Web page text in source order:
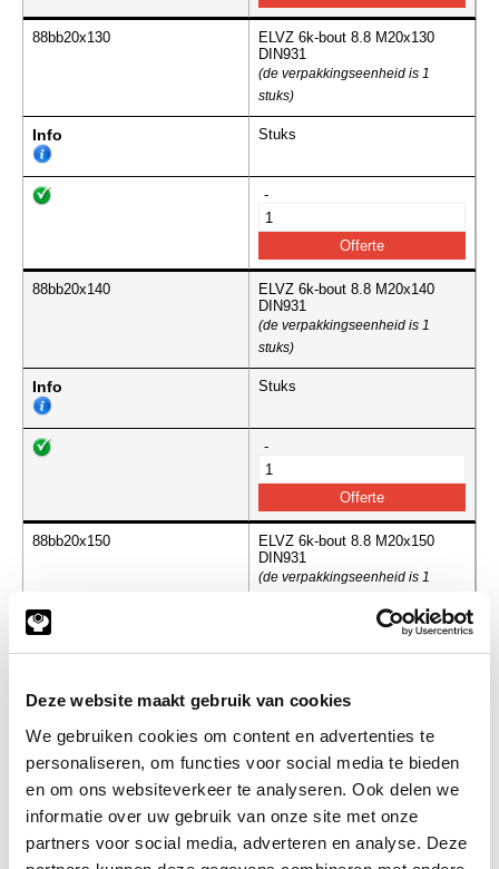
Deze website maakt gebruik van cookies
We gebruiken cookies om content en advertenties te
personaliseren, om functies voor social media te bieden
en om ons websiteverkeer te analyseren. Ook delen we
informatie over uw gebruik van onze site met onze
partners voor social media, adverteren en analyse. Deze
88bb20x130
ELVZ 6k-bout 8.8 M20x130
DIN931
(de verpakkingseenheid is 1
stuks)
Info Stuks
-
88bb20x140
ELVZ 6k-bout 8.8 M20x140
DIN931
(de verpakkingseenheid is 1
stuks)
Info Stuks
-
88bb20x150
ELVZ 6k-bout 8.8 M20x150
DIN931
(de verpakkingseenheid is 1
Info
-
88bb20x160
ELVZ 6k-bout 8.8 M20x160
DIN931
stuks)